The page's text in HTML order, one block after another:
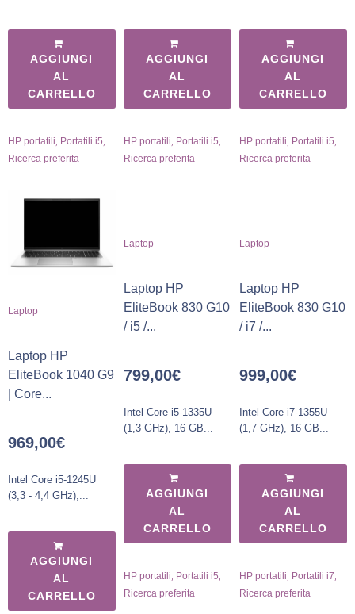
AGGIUNGI
AL
CARRELLO
HP portatili Portatili i5
Ricerca preferita
AGGIUNGI
AL
CARRELLO
HP portatili Portatili i5
Ricerca preferita
AGGIUNGI
AL
CARRELLO
HP portatili Portatili i5
Ricerca preferita
Laptop
Laptop HP
EliteBook 1040 G9
| Core...
969,00€
Intel Core i5-1245U
(3,3 - 4,4 GHz),...
AGGIUNGI
AL
CARRELLO
Laptop
Laptop HP
EliteBook 830 G10
/ i5 /...
799,00€
Intel Core i5-1335U
(1,3 GHz), 16 GB...
AGGIUNGI
AL
CARRELLO
HP portatili Portatili i5
Ricerca preferita
Laptop
Laptop HP
EliteBook 830 G10
/ i7 /...
999,00€
Intel Core i7-1355U
(1,7 GHz), 16 GB...
AGGIUNGI
AL
CARRELLO
HP portatili Portatili i7
Ricerca preferita